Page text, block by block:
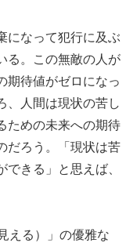
になって犯行に及ぶ
る。この無敵の人が
期待値がゼロになっ
、人間は現状の苦し
ための未来への期待
だろう。「現状は苦
きる」と思えば、
える）」の優雅な